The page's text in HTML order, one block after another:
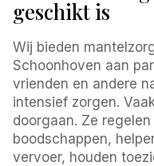
geschikt is
Wij bieden
Schoonhoven aan
vrienden en andere
intensief zorgen.
doorgaan. Ze
boodschappen,
vervoer, houden